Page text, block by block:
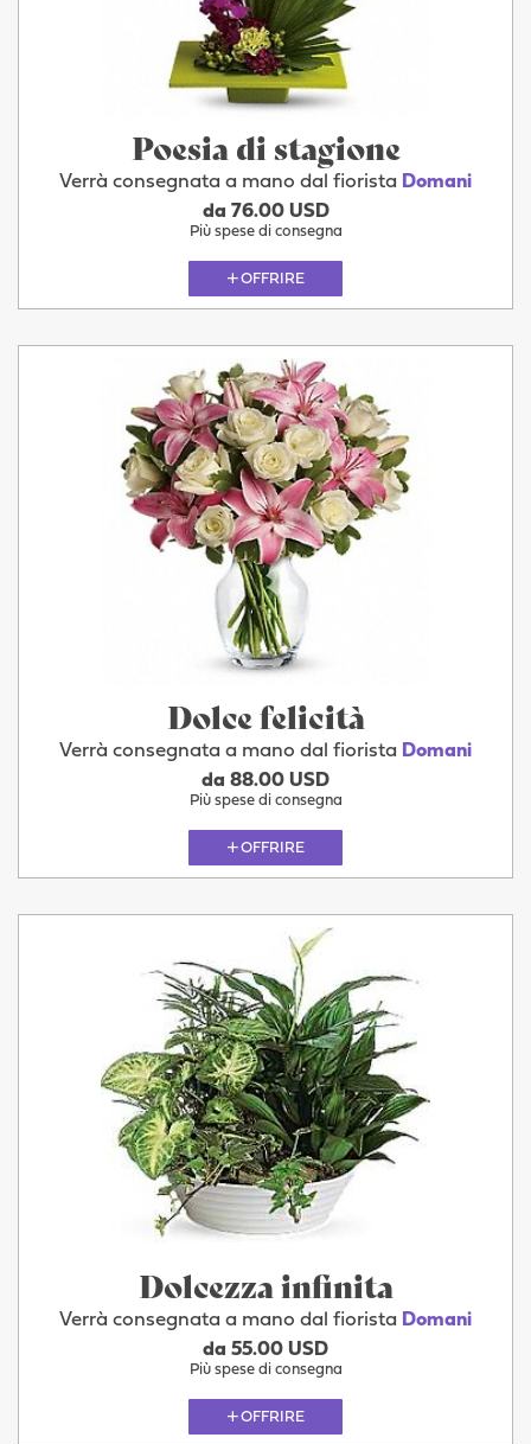
Poesia di stagione
Verrà consegnata a mano dal fiorista Domani
da 76.00 USD
Più spese di consegna
OFFRIRE
Dolce felicità
Verrà consegnata a mano dal fiorista Domani
da 88.00 USD
Più spese di consegna
OFFRIRE
Dolcezza infinita
Verrà consegnata a mano dal fiorista Domani
da 55.00 USD
Più spese di consegna
OFFRIRE